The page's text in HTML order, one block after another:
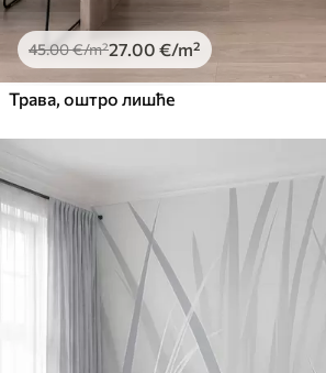
45.00€/m²27.00 €/m²
Трава, оштро лишће